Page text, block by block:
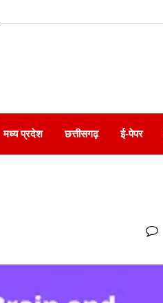
मध्य प्रदेश छत्तीसगढ़ ई-पेपर